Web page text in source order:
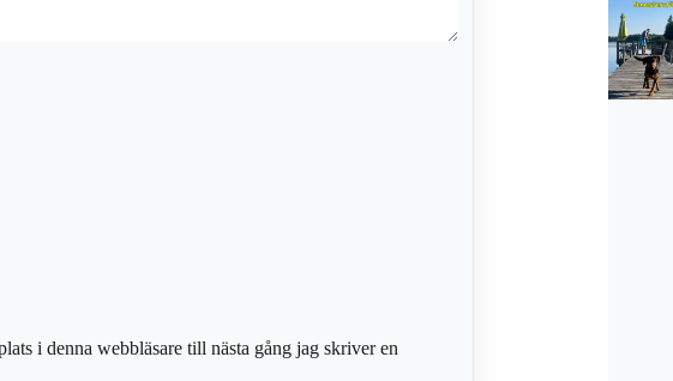
i denna webbläsare till nästa gång jag skriver en